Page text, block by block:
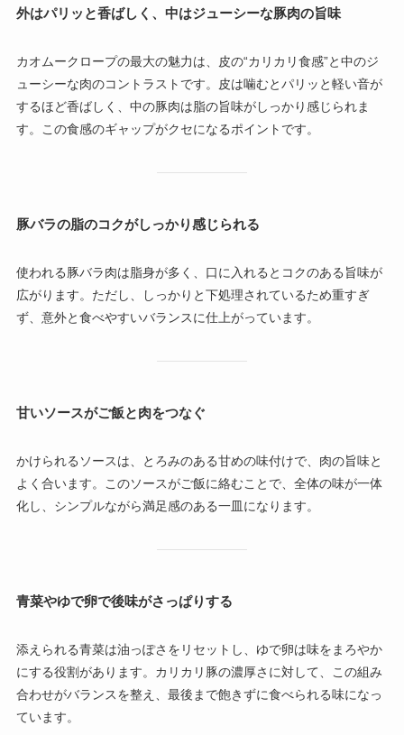
外はパリッと香ばしく、中はジューシーな豚肉の旨味
カオムークロープの最大の魅力は、皮の“カリカリ食感”と中のジ
ューシーな肉のコントラストです。皮は噛むとパリッと軽い音が
するほど香ばしく、中の豚肉は脂の旨味がしっかり感じられま
す。この食感のギャップがクセになるポイントです。
豚バラの脂のコクがしっかり感じられる
使われる豚バラ肉は脂身が多く、口に入れるとコクのある旨味が
広がります。ただし、しっかりと下処理されているため重すぎ
ず、意外と食べやすいバランスに仕上がっています。
甘いソースがご飯と肉をつなぐ
かけられるソースは、とろみのある甘めの味付けで、肉の旨味と
よく合います。このソースがご飯に絡むことで、全体の味が一体
化し、シンプルながら満足感のある一皿になります。
青菜やゆで卵で後味がさっぱりする
添えられる青菜は油っぽさをリセットし、ゆで卵は味をまろやか
にする役割があります。カリカリ豚の濃厚さに対して、この組み
合わせがバランスを整え、最後まで飽きずに食べられる味になっ
ています。